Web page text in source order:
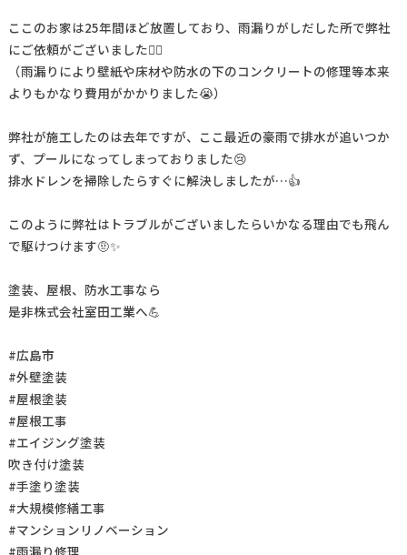
ここのお家は25年間ほど放置しており、雨漏りがしだした所で弊社
にご依頼がございました🙆‍♂️
（雨漏りにより壁紙や床材や防水の下のコンクリートの修理等本来
よりもかなり費用がかかりました😭）
弊社が施工したのは去年ですが、ここ最近の豪雨で排水が追いつか
ず、プールになってしまっておりました😢
排水ドレンを掃除したらすぐに解決しましたが…👍
このように弊社はトラブルがございましたらいかなる理由でも飛ん
で駆けつけます🤨✨
塗装、屋根、防水工事なら
是非株式会社室田工業へ💪
#広島市
#外壁塗装
#屋根塗装
#屋根工事
#エイジング塗装
吹き付け塗装
#手塗り塗装
#大規模修繕工事
#マンションリノベーション
#雨漏り修理